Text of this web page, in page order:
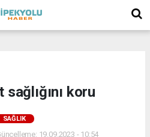
koru
SAĞLIK
19.09.2023 - 10:54